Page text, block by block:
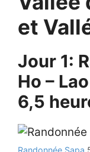
et
Jour 1:
Ho –
6,5
Randonnée Sapa